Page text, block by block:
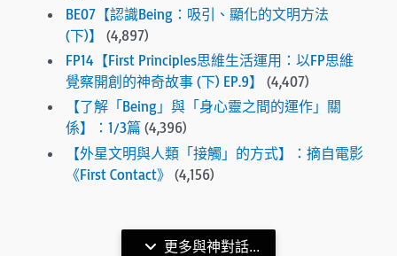
BE07【認識Being：吸引、顯化的文明方法
(下)】
(4,897)
FP14【First Principles思維生活運用：以FP思維
覺察開創的神奇故事 (下) EP.9】
(4,407)
【了解「Being」與「身心靈之間的運作」關
係】：1/3篇 (4,396)
【外星文明與人類「接觸」的方式】：摘自電影
《First Contact》
(4,156)
更多與神對話...